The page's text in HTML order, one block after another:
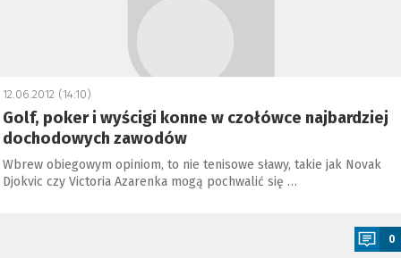
12.06.2012 (14:10)
Golf, poker i wyścigi konne w czołówce najbardziej
dochodowych zawodów
Wbrew obiegowym opiniom, to nie tenisowe sławy, takie jak Novak
Djokvic czy Victoria Azarenka mogą pochwalić się …
0